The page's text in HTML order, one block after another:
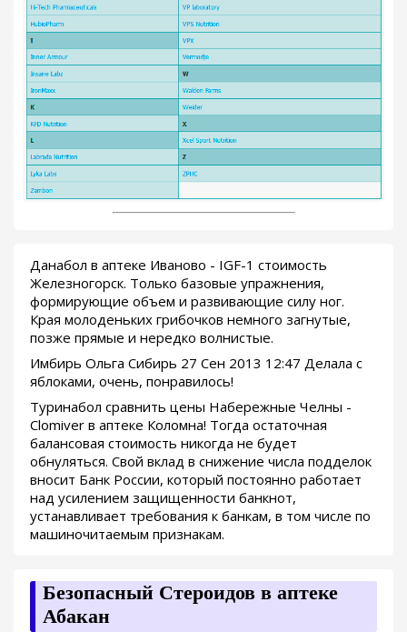
Данабол в аптеке Иваново - IGF-1 стоимость
Железногорск. Только базовые упражнения,
формирующие объем и развивающие силу ног.
Края молоденьких грибочков немного загнутые,
позже прямые и нередко волнистые.
Имбирь Ольга Сибирь 27 Сен 2013 12:47 Делала с
яблоками, очень, понравилось!
Туринабол сравнить цены Набережные Челны -
Clomiver в аптеке Коломна! Тогда остаточная
балансовая стоимость никогда не будет
обнуляться. Свой вклад в снижение числа подделок
вносит Банк России, который постоянно работает
над усилением защищенности банкнот,
устанавливает требования к банкам, в том числе по
машиночитаемым признакам.
Безопасный Стероидов в аптеке
Абакан